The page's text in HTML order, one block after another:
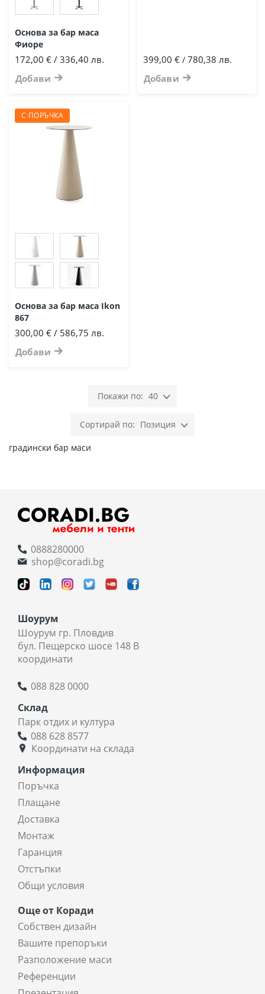
Основа за бар маса
Фиоре
172,00 € / 336,40 лв.
Добави
399,00 €/ 780,38 лв.
Добави
С ПОРЪЧКА
Основа за бар маса Ikon
867
300,00 € / 586,75 лв.
Добави
40
Позиция
градински бар маси
0888280000
shop@coradi.bg
Шоурум
Шоурум гр. Пловдив
бул. Пещерско шосе 148 В
координати
088 828 0000
Склад
Парк отдих и култура
088 628 8577
Координати на склада
Информация
Поръчка
Плащане
Доставка
Монтаж
Гаранция
Отстъпки
Общи условия
Още от Коради
Собствен дизайн
Вашите препоръки
Разположение маси
Референции